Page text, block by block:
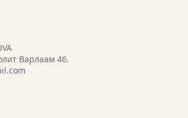
Варлаам 46.